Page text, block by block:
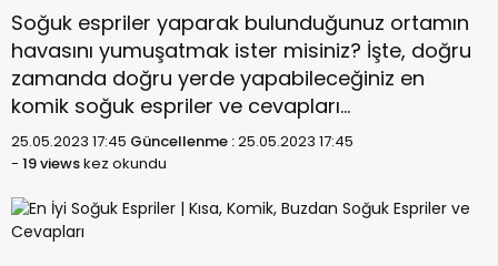
Soğuk espriler yaparak bulunduğunuz ortamın
havasını yumuşatmak ister misiniz? İşte, doğru
zamanda doğru yerde yapabileceğiniz en
komik soğuk espriler ve cevapları…
25.05.2023 17:45 Güncellenme :25.05.2023 17:45
- 19 viewskez okundu